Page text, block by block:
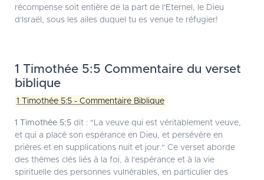
récompense soit entière de la part de l'Eternel, le Dieu
d'Israël, sous les ailes duquel tu es venue te réfugier!
1 Timothée 5:5 Commentaire du verset
biblique
1 Timothée 5:5 - Commentaire Biblique
1 Timothée 5:5 dit : "La veuve qui est véritablement veuve,
et qui a placé son espérance en Dieu, et persévère en
prières et en supplications nuit et jour." Ce verset aborde
des thèmes clés liés à la foi, à l'espérance et à la vie
spirituelle des personnes vulnérables, en particulier des